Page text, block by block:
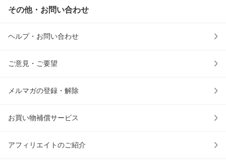
その他・お問い合わせ
ヘルプ・お問い合わせ
ご意見・ご要望
メルマガの登録・解除
お買い物補償サービス
アフィリエイトのご紹介